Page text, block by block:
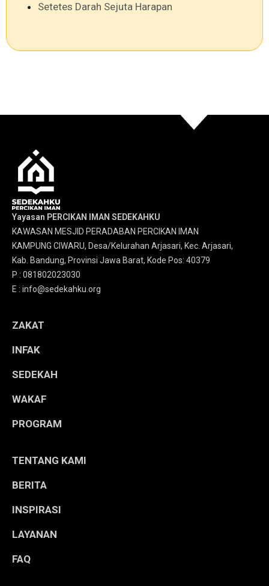
Setetes Darah Sejuta Harapan
Yayasan PERCIKAN IMAN SEDEKAHKU
KAWASAN MESJID PERADABAN PERCIKAN IMAN
KAMPUNG CIWARU, Desa/Kelurahan Arjasari, Kec. Arjasari,
Kab. Bandung, Provinsi Jawa Barat, Kode Pos: 40379
P : 081802023030
E : info@sedekahku.org
ZAKAT
INFAK
SEDEKAH
WAKAF
PROGRAM
TENTANG KAMI
BERITA
INSPIRASI
LAYANAN
FAQ